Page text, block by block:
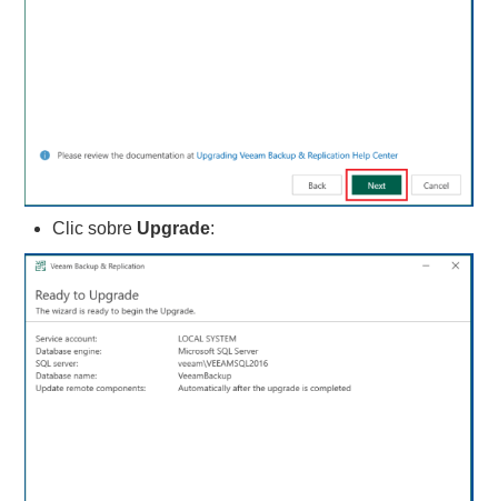
Clic sobre Upgrade: